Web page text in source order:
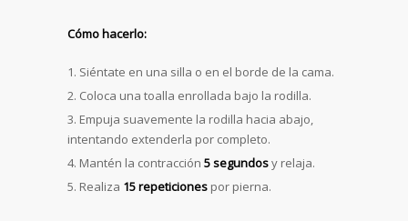
Cómo hacerlo:
Siéntate en una silla o en el borde de la cama.
Coloca una toalla enrollada bajo la rodilla.
Empuja suavemente la rodilla hacia abajo,
intentando extenderla por completo.
Mantén la contracción 5 segundosy relaja.
Realiza 15 repeticiones por pierna.